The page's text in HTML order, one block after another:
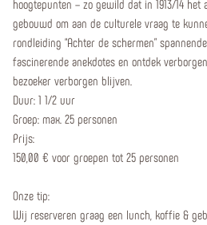
hoogtepunten – zo gewild dat in 1913/14
gebouwd om aan de culturele vraag te
rondleiding “Achter de schermen”
fascinerende anekdotes en ontdek
bezoeker verborgen blijven.
Duur: 1 1/2 uur
Groep: max. 25 personen
Prijs:
150,00 € voor groepen tot 25 personen
Onze tip:
Wij reserveren graag een lunch, koffie &